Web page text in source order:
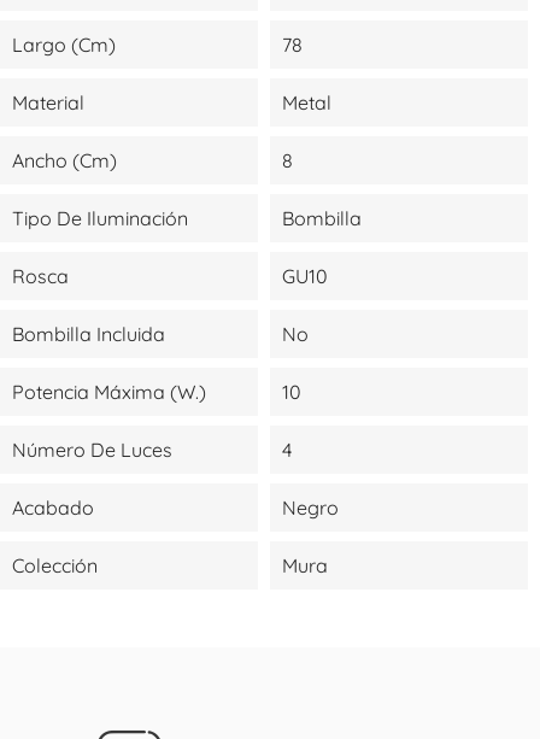
Largo (cm) 78
Material Metal
Ancho (cm) 8
Tipo De Iluminación Bombilla
Rosca GU10
Bombilla Incluida No
Potencia Máxima (W.) 10
Número De Luces 4
Acabado Negro
Colección Mura